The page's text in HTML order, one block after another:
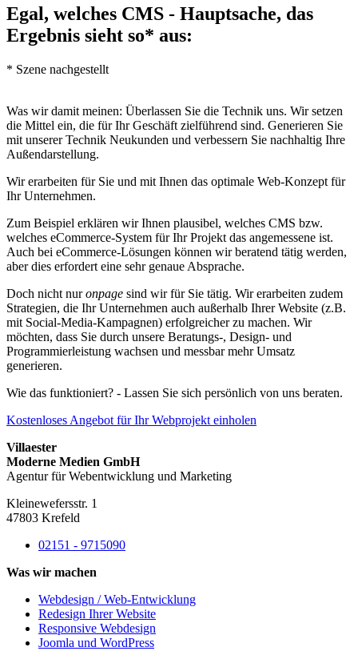
Egal, welches CMS - Hauptsache, das
Ergebnis sieht so* aus:
* Szene nachgestellt
Was wir damit meinen: Überlassen Sie die Technik uns. Wir setzen
die Mittel ein, die für Ihr Geschäft zielführend sind. Generieren Sie
mit unserer Technik Neukunden und verbessern Sie nachhaltig Ihre
Außendarstellung.
Wir erarbeiten für Sie und mit Ihnen das optimale Web-Konzept für
Ihr Unternehmen.
Zum Beispiel erklären wir Ihnen plausibel, welches CMS bzw.
welches eCommerce-System für Ihr Projekt das angemessene ist.
Auch bei eCommerce-Lösungen können wir beratend tätig werden,
aber dies erfordert eine sehr genaue Absprache.
Doch nicht nuronpage sind wir für Sie tätig. Wir erarbeiten zudem
Strategien, die Ihr Unternehmen auch außerhalb Ihrer Website (z.B.
mit Social-Media-Kampagnen) erfolgreicher zu machen. Wir
möchten, dass Sie durch unsere Beratungs-, Design- und
Programmierleistung wachsen und messbar mehr Umsatz
generieren.
Wie das funktioniert? - Lassen Sie sich persönlich von uns beraten.
Kostenloses Angebot für Ihr Webprojekt einholen
Villaester
Moderne Medien GmbH
Agentur für Webentwicklung und Marketing
Kleinewefersstr. 1
47803 Krefeld
02151 - 9715090
Was wir machen
Webdesign / Web-Entwicklung
Redesign Ihrer Website
Responsive Webdesign
Joomla und WordPress